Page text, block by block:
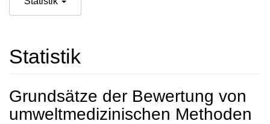
Statistik
Grundsätze der Bewertung von
umweltmedizinischen Methoden